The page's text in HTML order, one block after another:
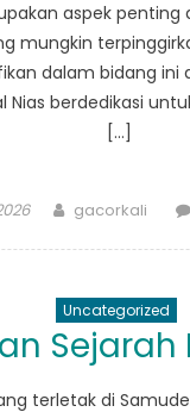
aspek penting
mungkin
dalam bidang ini
Nias berdedikasi
[…]
Author
gacorkali
Uncategorized
Sejarah
terletak di